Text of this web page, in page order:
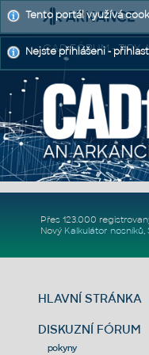
CAD FÓRUM - TIPY
Přes 123.000
Nový Kalkulátor nosníků,
HLAVNÍ STRÁNKA
DISKUZNÍ FÓRUM
pokyny
Tento portál využívá
Nejste přihlášeni -